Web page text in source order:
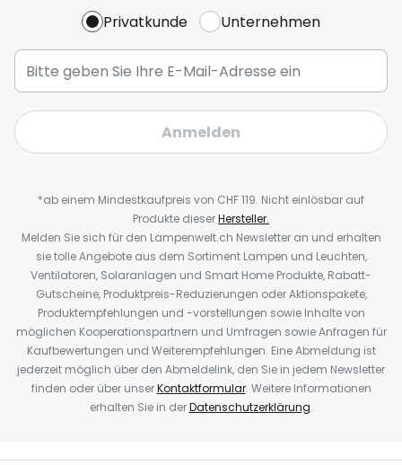
Privatkunde Unternehmen
Anmelden
*ab einem Mindestkaufpreis von CHF 119. Nicht einlösbar auf
Produkte dieserHersteller.
Melden Sie sich für den Lampenwelt.ch Newsletter an und erhalten
sie tolle Angebote aus dem Sortiment Lampen und Leuchten,
Ventilatoren, Solaranlagen und Smart Home Produkte, Rabatt-
Gutscheine, Produktpreis-Reduzierungen oder Aktionspakete,
Produktempfehlungen und -vorstellungen sowie Inhalte von
möglichen Kooperationspartnern und Umfragen sowie Anfragen für
Kaufbewertungen und Weiterempfehlungen. Eine Abmeldung ist
jederzeit möglich über den Abmeldelink, den Sie in jedem Newsletter
finden oder über unserKontaktformular. Weitere Informationen
erhalten Sie in derDatenschutzerklärung.